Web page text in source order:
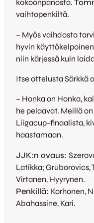
kokoonpanosta.
vaihtopenkiltä.
– Myös vaihdosta
hyvin
niin kärjessä kuin
Itse ottelusta Särkkä
– Honka on Honka,
he pelaavat. Meillä
Liigacup-finaalista,
haastamaan.
JJK:n avaus:
Latikka; Gruborovics,
Virtanen, Hyyrynen.
Penkillä: Korhonen,
Abahassine, Kari.